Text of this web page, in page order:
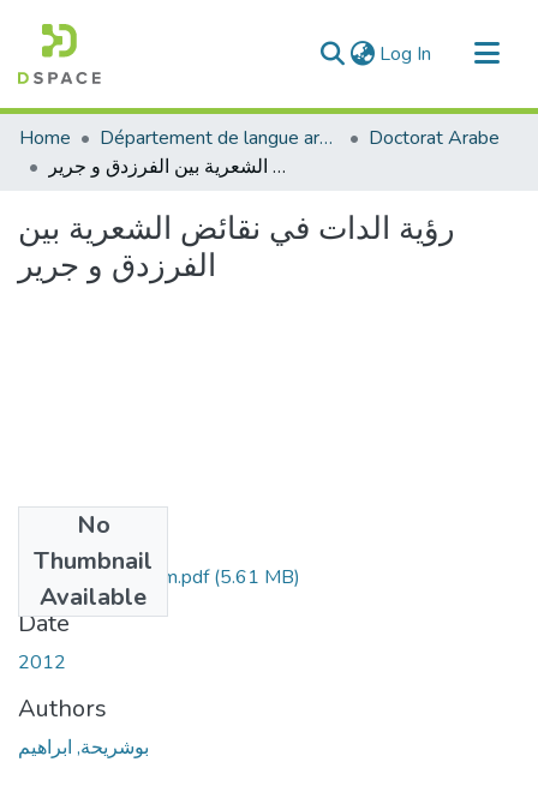
Log In (current)
Communities & Collections
All of DSpace
Home Département de langue arabe
Doctorat Arabe
رؤية الدات في نقائض الشعرية بين الفرزدق و جرير
رؤية الدات في نقائض الشعرية بين
الفرزدق و جرير
No
Thumbnail
Available
Boucheriha-Ibrahim.pdf(5.61 MB)
Date
2012
Authors
بوشريحة, ابراهيم